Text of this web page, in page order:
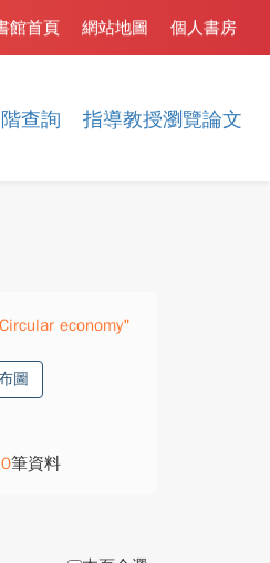
查詢 指導教授瀏覽論文
個人書房
網站地圖
館首頁
economy"
圖
0筆資料